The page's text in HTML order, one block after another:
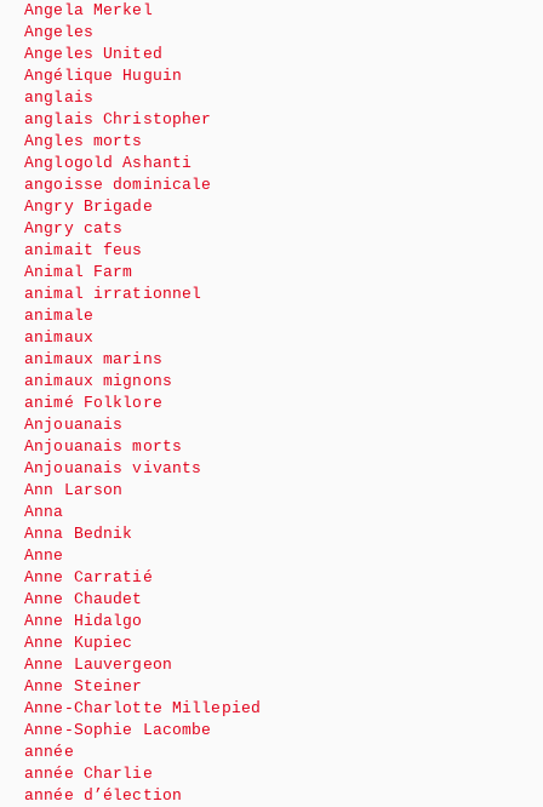
Angela Merkel
Angeles
Angeles United
Angélique Huguin
anglais
anglais Christopher
Angles morts
Anglogold Ashanti
angoisse dominicale
Angry Brigade
Angry cats
animait feus
Animal Farm
animal irrationnel
animale
animaux
animaux marins
animaux mignons
animé Folklore
Anjouanais
Anjouanais morts
Anjouanais vivants
Ann Larson
Anna
Anna Bednik
Anne
Anne Carratié
Anne Chaudet
Anne Hidalgo
Anne Kupiec
Anne Lauvergeon
Anne Steiner
Anne-Charlotte Millepied
Anne-Sophie Lacombe
année
année Charlie
année d’élection